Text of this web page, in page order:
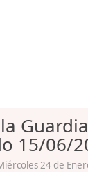
15/06/
24 de